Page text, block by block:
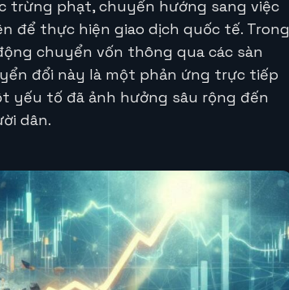
trừng phạt, chuyển hướng sang việc
để thực hiện giao dịch quốc tế. Trong
chuyển vốn thông qua các sàn
đổi này là một phản ứng trực tiếp
yếu tố đã ảnh hưởng sâu rộng đến
dân.